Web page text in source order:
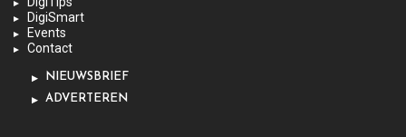
DigiSmart
Events
Contact
NIEUWSBRIEF
ADVERTEREN